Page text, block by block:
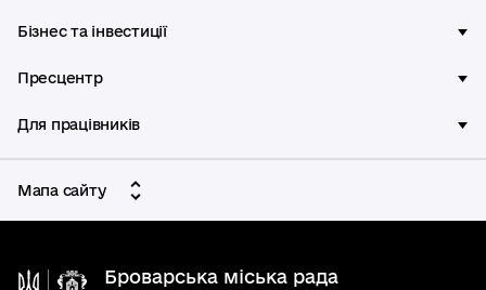
Бізнес та інвестиції
Пресцентр
Для працівників
Мапа сайту
Броварська міська рада